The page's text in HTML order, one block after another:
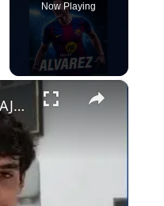
Now Playing
×
EL RESPETO DE AJAX AL FCB